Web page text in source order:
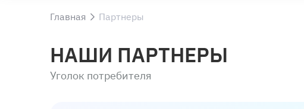
Главная Партнеры
НАШИ ПАРТНЕРЫ
Уголок потребителя